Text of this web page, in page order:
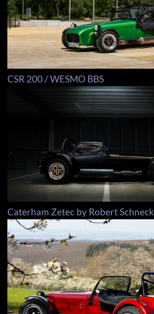
CSR 200 / WESMO BBS
Caterham Zetec by Robert Schneck